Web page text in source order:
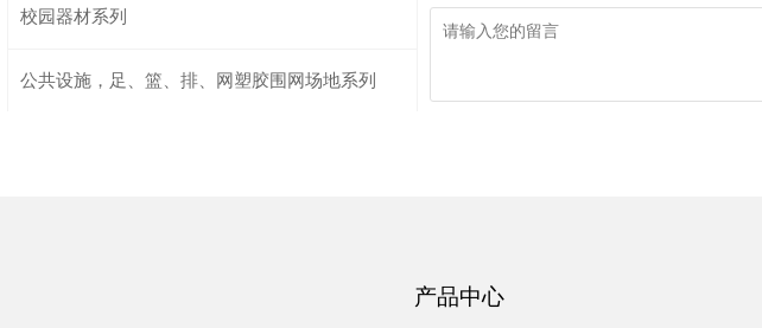
校园器材系列
公共设施，足、篮、排、网塑胶围网场地系列
产品中心